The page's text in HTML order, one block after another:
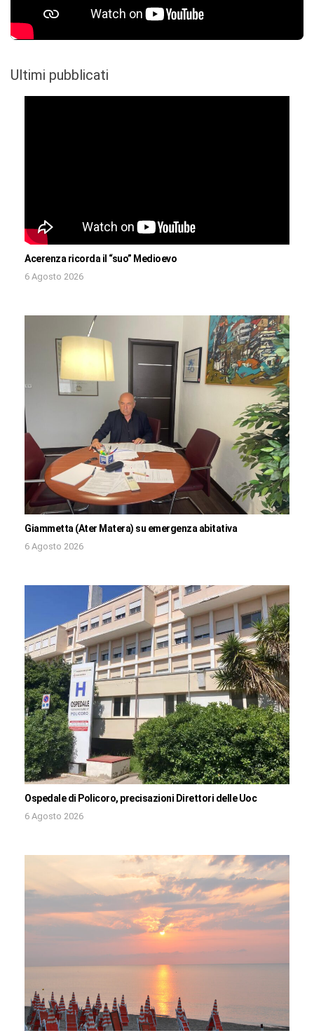
Ultimi pubblicati
Acerenza ricorda il “suo” Medioevo
6 Agosto 2026
Giammetta (Ater Matera) su emergenza abitativa
6 Agosto 2026
Ospedale di Policoro, precisazioni Direttori delle Uoc
6 Agosto 2026